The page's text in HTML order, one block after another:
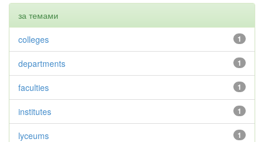
за темами
1
colleges
1
departments
1
faculties
1
institutes
1
lyceums